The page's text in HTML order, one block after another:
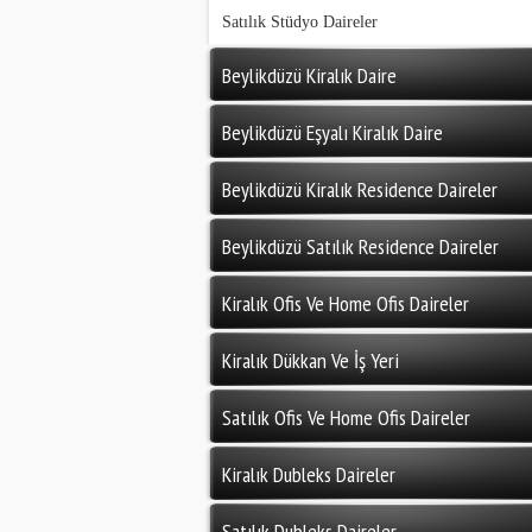
Satılık Stüdyo Daireler
Beylikdüzü Kiralık Daire
Beylikdüzü Eşyalı Kiralık Daire
Beylikdüzü Kiralık Residence Daireler
Beylikdüzü Satılık Residence Daireler
Kiralık Ofis Ve Home Ofis Daireler
Kiralık Dükkan Ve İş Yeri
Satılık Ofis Ve Home Ofis Daireler
Kiralık Dubleks Daireler